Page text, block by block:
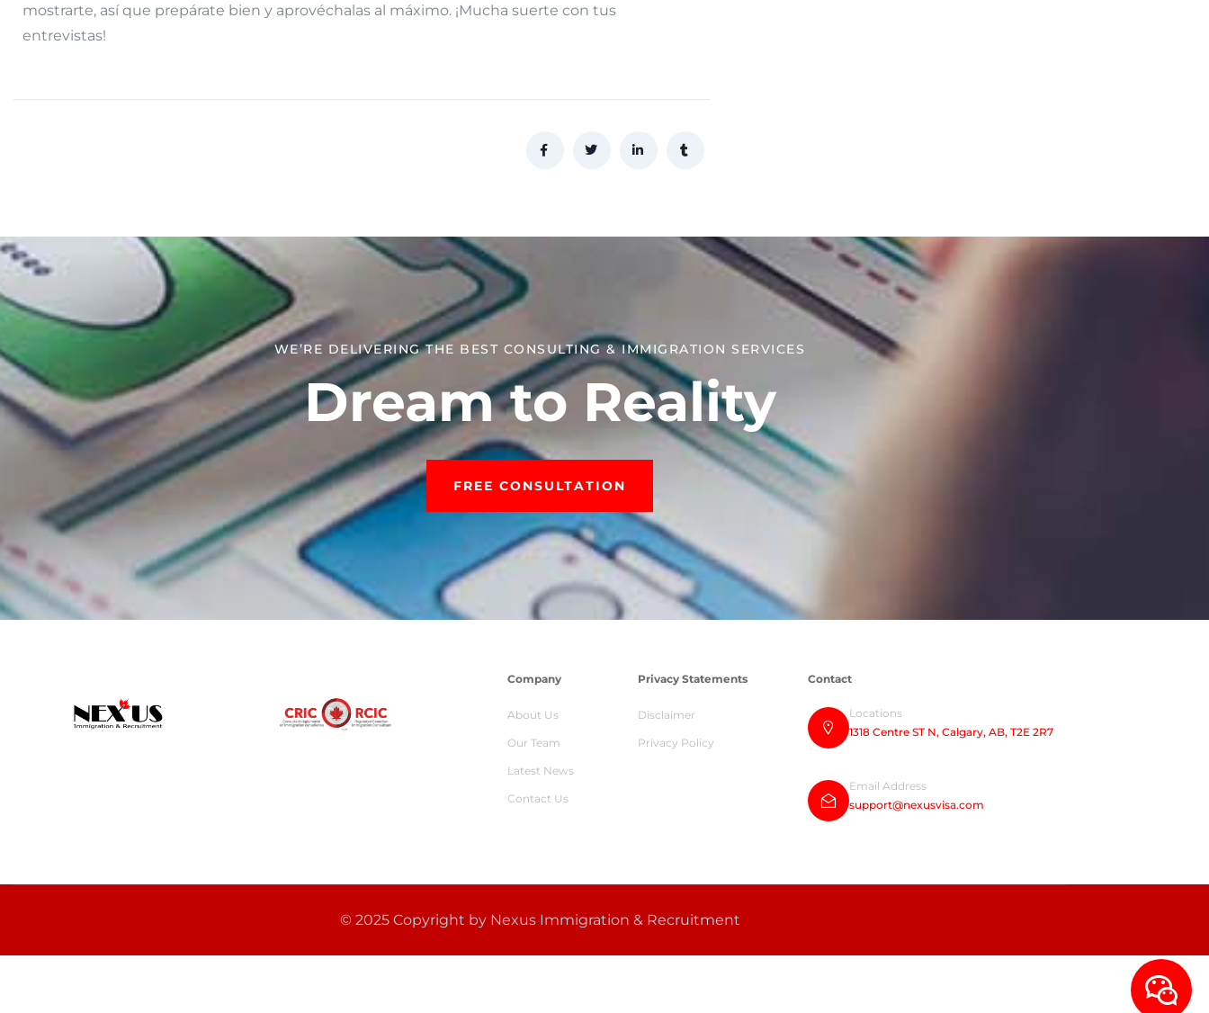
mostrarte, así que prepárate bien y aprovéchalas al máximo. ¡Mucha suerte con tus
entrevistas!
WE’RE DELIVERING THE BEST CONSULTING & IMMIGRATION SERVICES​
Dream to Reality
FREE CONSULTATION
Company
About Us
Our Team
Latest News
Contact Us
Privacy Statements
Disclaimer
Privacy Policy
Contact
Locations
1318 Centre ST N, Calgary, AB, T2E 2R7
Email Address
support@nexusvisa.com
© 2025 Copyright by Nexus Immigration & Recruitment